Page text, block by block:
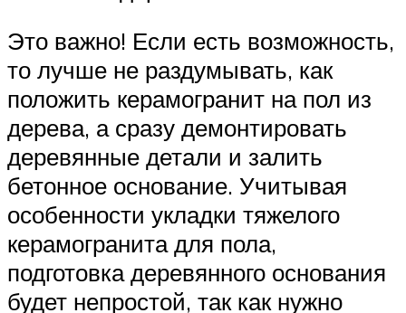
Это важно! Если есть возможность,
то лучше не раздумывать, как
положить керамогранит на пол из
дерева, а сразу демонтировать
деревянные детали и залить
бетонное основание. Учитывая
особенности укладки тяжелого
керамогранита для пола,
подготовка деревянного основания
будет непростой, так как нужно